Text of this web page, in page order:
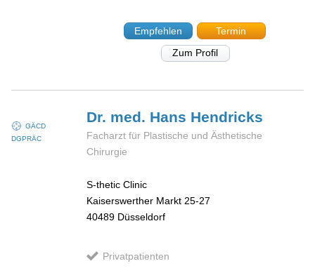
Empfehlen
Termin
Zum Profil
GÄCD
DGPRÄC
Dr. med. Hans Hendricks
Facharzt für Plastische und Ästhetische
Chirurgie
S-thetic Clinic
Kaiserswerther Markt 25-27
40489 Düsseldorf
Privatpatienten